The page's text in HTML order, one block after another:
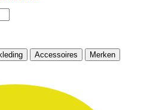
Accessoires
Merken